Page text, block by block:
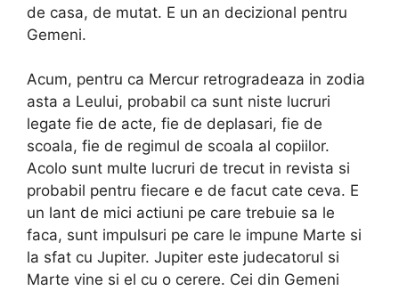
de casa, de mutat. E un an decizional pentru
Gemeni.
Acum, pentru ca Mercur retrogradeaza in zodia
asta a Leului, probabil ca sunt niste lucruri
legate fie de acte, fie de deplasari, fie de
scoala, fie de regimul de scoala al copiilor.
Acolo sunt multe lucruri de trecut in revista si
probabil pentru fiecare e de facut cate ceva. E
un lant de mici actiuni pe care trebuie sa le
faca, sunt impulsuri pe care le impune Marte si
la sfat cu Jupiter. Jupiter este judecatorul si
Marte vine si el cu o cerere. Cei din Gemeni